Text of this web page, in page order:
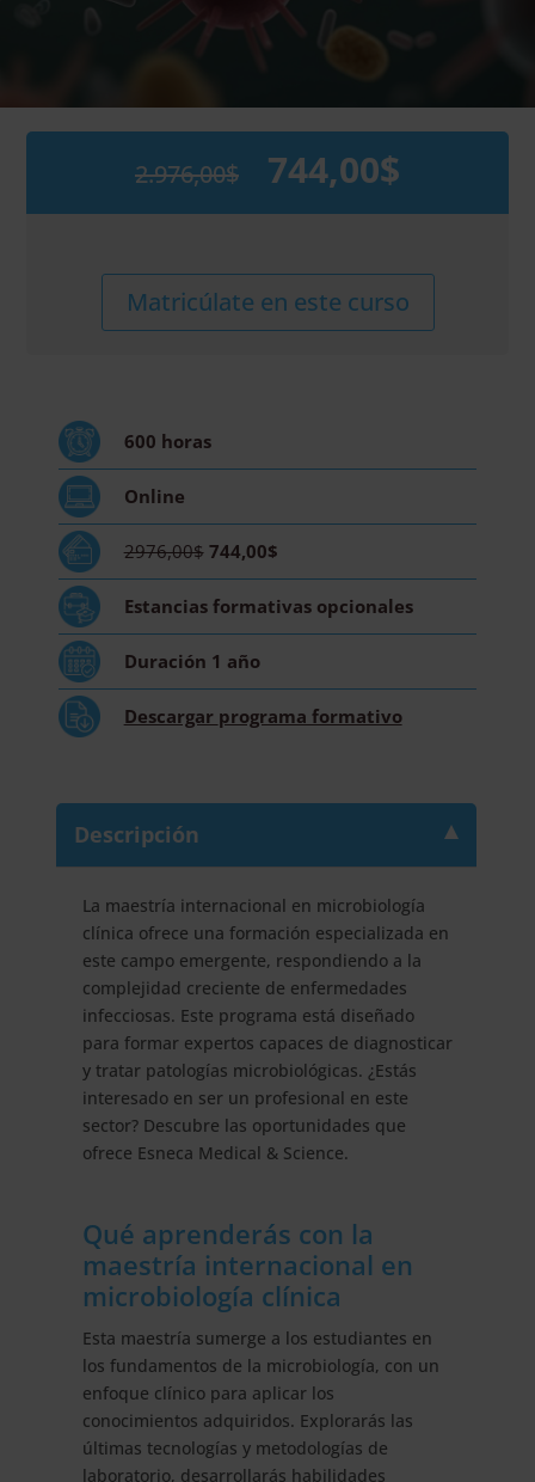
2.976,00$
2.976,00$.
744,00$
744,00$.
Internacional
Diploma
por
de
Haya
Matricúlate en este curso
600 horas
Online
2976,00$ 744,00$
Estancias formativas opcionales
Duración 1 año
Descargar programa formativo
Descripción
La maestría internacional en microbiología
clínica ofrece una formación especializada en
este campo emergente, respondiendo a la
complejidad creciente de enfermedades
infecciosas. Este programa está diseñado
para formar expertos capaces de diagnosticar
y tratar patologías microbiológicas. ¿Estás
interesado en ser un profesional en este
sector? Descubre las oportunidades que
ofrece Esneca Medical & Science.
Qué aprenderás con la
maestría internacional en
microbiología clínica
Esta maestría sumerge a los estudiantes en
los fundamentos de la microbiología, con un
enfoque clínico para aplicar los
conocimientos adquiridos. Explorarás las
últimas tecnologías y metodologías de
laboratorio, desarrollarás habilidades